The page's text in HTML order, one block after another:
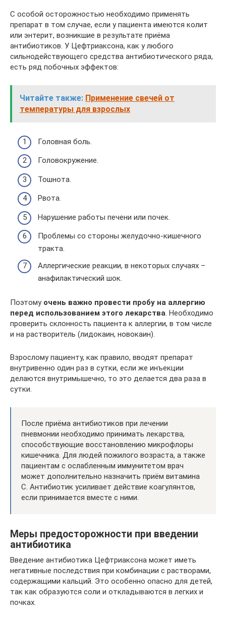
С особой осторожностью необходимо применять
препарат в том случае, если у пациента имеются колит
или энтерит, возникшие в результате приёма
антибиотиков. У Цефтриаксона, как у любого
сильнодействующего средства антибиотического ряда,
есть ряд побочных эффектов:
Читайте также: Применение свечей от
температуры для взрослых
Головная боль.
Головокружение.
Тошнота.
Рвота.
Нарушение работы печени или почек.
Проблемы со стороны желудочно-кишечного
тракта.
Аллергические реакции, в некоторых случаях –
анафилактический шок.
Поэтому очень важно провести пробу на аллергию
перед использованием этого лекарства . Необходимо
проверить склонность пациента к аллергии, в том числе
и на растворитель (лидокаин, новокаин).
Взрослому пациенту, как правило, вводят препарат
внутривенно один раз в сутки, если же инъекции
делаются внутримышечно, то это делается два раза в
сутки.
После приёма антибиотиков при лечении
пневмонии необходимо принимать лекарства,
способствующие восстановлению микрофлоры
кишечника. Для людей пожилого возраста, а также
пациентам с ослабленным иммунитетом врач
может дополнительно назначить приём витамина
С. Антибиотик усиливает действие коагулянтов,
если принимается вместе с ними.
Меры предосторожности при введении
антибиотика
Введение антибиотика Цефтриаксона может иметь
негативные последствия при комбинации с растворами,
содержащими кальций. Это особенно опасно для детей,
так как образуются соли и откладываются в легких и
почках.